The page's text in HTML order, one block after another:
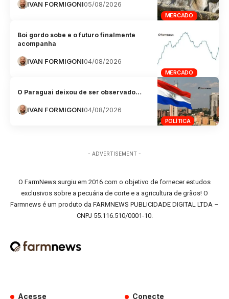
MERCADO
IVAN FORMIGONI05/08/2026
MERCADO
Boi gordo sobe e o futuro finalmente
acompanha
IVAN FORMIGONI04/08/2026
POLÍTICA
O Paraguai deixou de ser observado…
IVAN FORMIGONI04/08/2026
- ADVERTISEMENT -
O FarmNews surgiu em 2016 com o objetivo de fornecer estudos
exclusivos sobre a pecuária de corte e a agricultura de grãos! O
Farmnews é um produto da FARMNEWS PUBLICIDADE DIGITAL LTDA –
CNPJ 55.116.510/0001-10.
Acesse Conecte